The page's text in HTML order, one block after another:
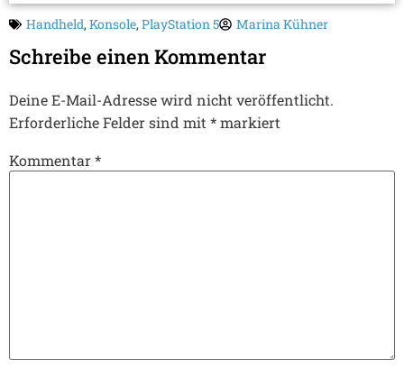
Handheld, Konsole, PlayStation 5 Marina Kühner
Schreibe einen Kommentar
Deine E-Mail-Adresse wird nicht veröffentlicht.
Erforderliche Felder sind mit *markiert
Kommentar*